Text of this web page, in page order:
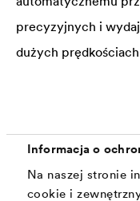
Informacja o
Na naszej stronie
cookie i
precyzyjnych i
dużych